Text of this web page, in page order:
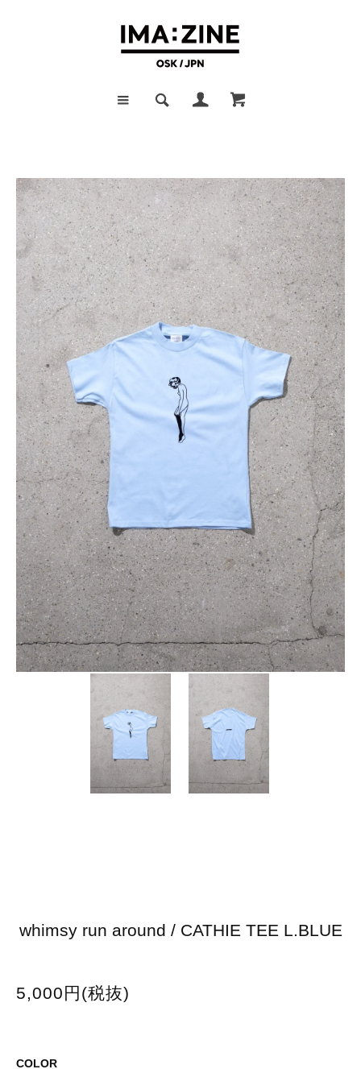
whimsy run around / CATHIE TEE L.BLUE
5,000円(税抜)
COLOR